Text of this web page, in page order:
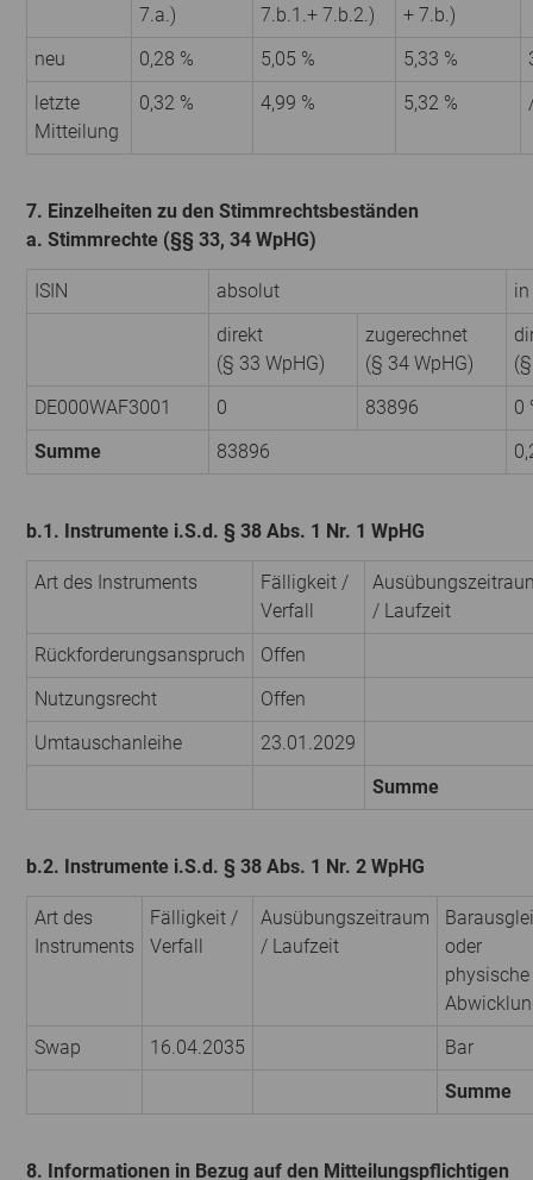
7.a.)
7.b.1.+ 7.b.2.)
+ 7.b.)
neu 0,28 % 5,05 % 5,33 %
letzte
Mitteilung
0,32 % 4,99 % 5,32 %
7. Einzelheiten zu den Stimmrechtsbeständen
a. Stimmrechte (§§ 33, 34 WpHG)
ISIN absolut
in
direkt
(§ 33 WpHG)
zugerechnet
(§ 34 WpHG)
DE000WAF3001
0 83896
0
Summe
83896
b.1. Instrumente i.S.d. § 38 Abs. 1 Nr. 1 WpHG
Art des Instruments
Fälligkeit /
Verfall
/ Laufzeit
Rückforderungsanspruch
Offen
Nutzungsrecht
Offen
Umtauschanleihe
23.01.2029
Summe
b.2. Instrumente i.S.d. § 38 Abs. 1 Nr. 2 WpHG
Art des
Instruments
Fälligkeit /
Verfall
Ausübungszeitraum
/ Laufzeit
oder
physische
Swap
16.04.2035
Bar
Summe
8. Informationen in Bezug auf den Mitteilungspflichtigen